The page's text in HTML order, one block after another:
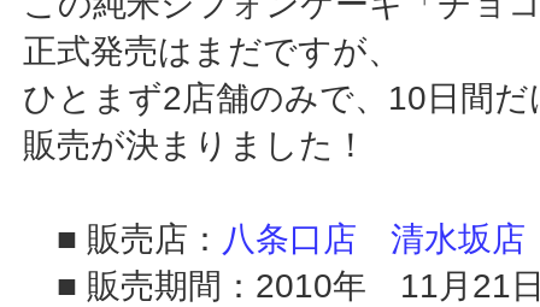
正式発売はまだですが、
ひとまず2店舗のみで、10日間だ
販売が決まりました！
■ 販売店： 八条口店
清水坂店
■ 販売期間：2010年 11月21